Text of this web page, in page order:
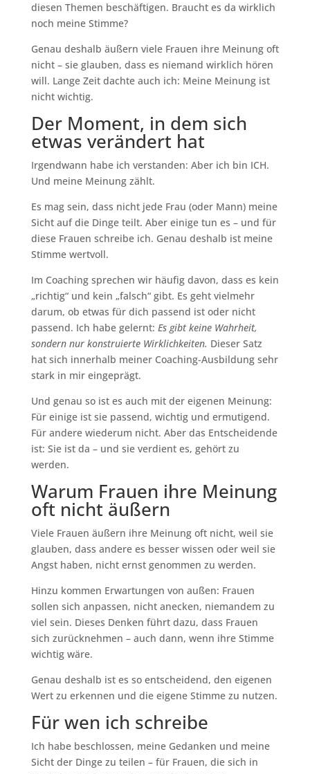
diesen Themen beschäftigen. Braucht es da wirklich
noch meine Stimme?
Genau deshalb äußern viele Frauen ihre Meinung oft
nicht – sie glauben, dass es niemand wirklich hören
will. Lange Zeit dachte auch ich: Meine Meinung ist
nicht wichtig.
Der Moment, in dem sich
etwas verändert hat
Irgendwann habe ich verstanden: Aber ich bin ICH.
Und meine Meinung zählt.
Es mag sein, dass nicht jede Frau (oder Mann) meine
Sicht auf die Dinge teilt. Aber einige tun es – und für
diese Frauen schreibe ich. Genau deshalb ist meine
Stimme wertvoll.
Im Coaching sprechen wir häufig davon, dass es kein
„richtig“ und kein „falsch“ gibt. Es geht vielmehr
darum, ob etwas für dich passend ist oder nicht
passend. Ich habe gelernt: Es gibt keine Wahrheit,
sondern nur konstruierte Wirklichkeiten. Dieser Satz
hat sich innerhalb meiner Coaching-Ausbildung sehr
stark in mir eingeprägt.
Und genau so ist es auch mit der eigenen Meinung:
Für einige ist sie passend, wichtig und ermutigend.
Für andere wiederum nicht. Aber das Entscheidende
ist: Sie ist da – und sie verdient es, gehört zu
werden.
Warum Frauen ihre Meinung
oft nicht äußern
Viele Frauen äußern ihre Meinung oft nicht, weil sie
glauben, dass andere es besser wissen oder weil sie
Angst haben, nicht ernst genommen zu werden.
Hinzu kommen Erwartungen von außen: Frauen
sollen sich anpassen, nicht anecken, niemandem zu
viel sein. Dieses Denken führt dazu, dass Frauen
sich zurücknehmen – auch dann, wenn ihre Stimme
wichtig wäre.
Genau deshalb ist es so entscheidend, den eigenen
Wert zu erkennen und die eigene Stimme zu nutzen.
Für wen ich schreibe
Ich habe beschlossen, meine Gedanken und meine
Sicht der Dinge zu teilen – für Frauen, die sich in